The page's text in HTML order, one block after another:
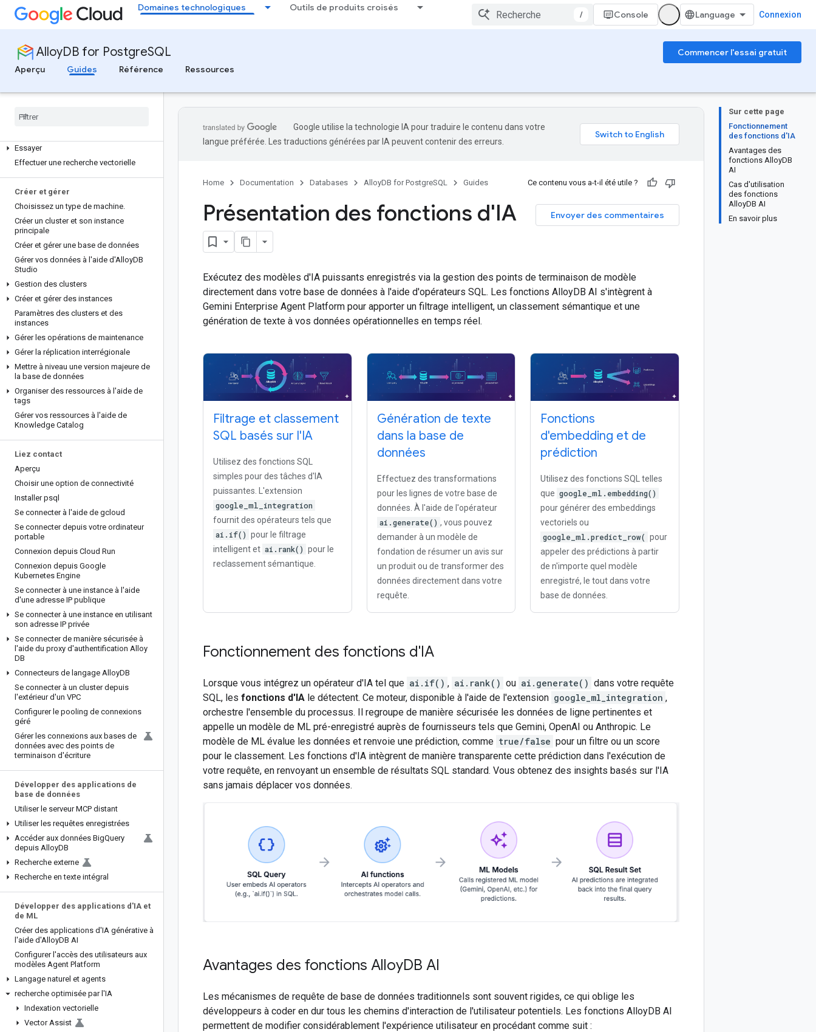
Domaines technologiques Outils de produits croisés
/ Console Connexion
AlloyDB for PostgreSQL
Commencer l'essai gratuit
Aperçu
Guides Référence Ressources
Vue d'ensemble du produit
Présentation de la sécurité, de la
confidentialité, des risques et de la
conformité
Explorer les cas d'utilisation et les
Essayer
Effectuer une recherche vectorielle
Créer et gérer
Choisissez un type de machine.
Créer un cluster et son instance
principale
Créer et gérer une base de données
Gérer vos données à l'aide d'AlloyDB
Studio
Gestion des clusters
Créer et gérer des instances
Paramètres des clusters et des
instances
Gérer les opérations de maintenance
Gérer la réplication interrégionale
Mettre à niveau une version majeure de
la base de données
Organiser des ressources à l'aide de
tags
Gérer vos ressources à l'aide de
Knowledge Catalog
Liez contact
Aperçu
Choisir une option de connectivité
Installer psql
Se connecter à l'aide de gcloud
Se connecter depuis votre ordinateur
portable
Connexion depuis Cloud Run
Connexion depuis Google
Kubernetes Engine
Se connecter à une instance à l'aide
d'une adresse IP publique
Se connecter à une instance en utilisant
son adresse IP privée
Se connecter de manière sécurisée à
l'aide du proxy d'authentification Alloy
DB
Connecteurs de langage AlloyDB
Se connecter à un cluster depuis
l'extérieur d'un VPC
Configurer le pooling de connexions
géré
Gérer les connexions aux bases de
données avec des points de
terminaison d'écriture
Développer des applications de
base de données
Utiliser le serveur MCP distant
Utiliser les requêtes enregistrées
Accéder aux données BigQuery
depuis AlloyDB
Recherche externe
Recherche en texte intégral
Développer des applications d'IA et
de ML
Créer des applications d'IA générative à
l'aide d'AlloyDB AI
Configurer l'accès des utilisateurs aux
modèles Agent Platform
Langage naturel et agents
recherche optimisée par l'IA
Indexation vectorielle
Vector Assist
Sur cette page
Fonctionnement
des fonctions d'IA
Avantages des
fonctions AlloyDB
AI
Cas d'utilisation
des fonctions
AlloyDB AI
En savoir plus
Google utilise la technologie IA pour traduire le contenu dans votre
langue préférée. Les traductions générées par IA peuvent contenir des erreurs.
Home Documentation Databases AlloyDB for PostgreSQL Guides Ce contenu vous a-t-il été utile ?
Envoyer des commentaires
Présentation des fonctions d'IA
Exécutez des modèles d'IA puissants enregistrés via la gestion des points de terminaison de modèle
directement dans votre base de données à l'aide d'opérateurs SQL. Les fonctions AlloyDB AI s'intègrent à
Gemini Enterprise Agent Platform pour apporter un filtrage intelligent, un classement sémantique et une
génération de texte à vos données opérationnelles en temps réel.
Filtrage et classement
SQL basés sur l'IA
Utilisez des fonctions SQL
simples pour des tâches d'IA
puissantes. L'extension
google_ml_integration
fournit des opérateurs tels que
ai.if() pour le filtrage
intelligent et ai.rank() pour le
reclassement sémantique.
Génération de texte
dans la base de
données
Effectuez des transformations
pour les lignes de votre base de
données. À l'aide de l'opérateur
ai.generate() , vous pouvez
demander à un modèle de
fondation de résumer un avis sur
un produit ou de transformer des
données directement dans votre
requête.
Fonctions
d'embedding et de
prédiction
Utilisez des fonctions SQL telles
que google_ml.embedding()
pour générer des embeddings
vectoriels ou
google_ml.predict_row( pour
appeler des prédictions à partir
de n'importe quel modèle
enregistré, le tout dans votre
base de données.
Fonctionnement des fonctions d'IA
Lorsque vous intégrez un opérateur d'IA tel que ai.if() , ai.rank() ou ai.generate() dans votre requête
SQL, les fonctions d'IA le détectent. Ce moteur, disponible à l'aide de l'extension google_ml_integration ,
orchestre l'ensemble du processus. Il regroupe de manière sécurisée les données de ligne pertinentes et
appelle un modèle de ML pré-enregistré auprès de fournisseurs tels que Gemini, OpenAI ou Anthropic. Le
modèle de ML évalue les données et renvoie une prédiction, comme true/false pour un filtre ou un score
pour le classement. Les fonctions d'IA intègrent de manière transparente cette prédiction dans l'exécution de
votre requête, en renvoyant un ensemble de résultats SQL standard. Vous obtenez des insights basés sur l'IA
sans jamais déplacer vos données.
Avantages des fonctions AlloyDB AI
Les mécanismes de requête de base de données traditionnels sont souvent rigides, ce qui oblige les
développeurs à coder en dur tous les chemins d'interaction de l'utilisateur potentiels. Les fonctions AlloyDB AI
permettent de modifier considérablement l'expérience utilisateur en procédant comme suit :